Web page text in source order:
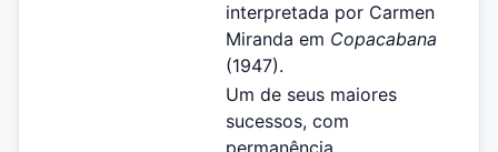
interpretada por Carmen
Miranda em Copacabana
(1947).
Um de seus maiores
sucessos, com